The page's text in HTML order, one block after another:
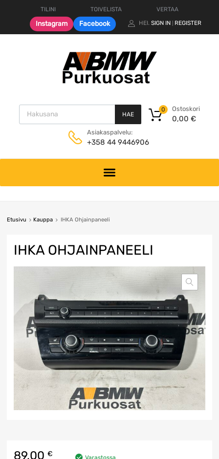
TILINI TOIVELISTA VERTAA
Instagram Facebook HEI. SIGN IN REGISTER
Products search
HAE
Ostoskori
0,00 €
0
Asiakaspalvelu:
+358 44 9446906
content
Etusivu Kauppa IHKA Ohjainpaneeli
IHKA OHJAINPANEELI
89,00 € Varastossa